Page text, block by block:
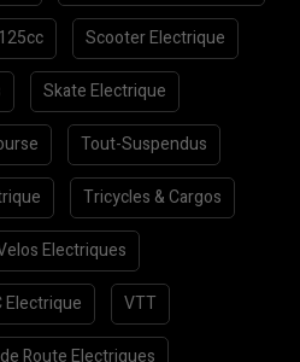
Scooter Electrique
Skate Electrique
Tout-Suspendus
Tricycles & Cargos
Electriques
Electrique VTT
Route Electriques